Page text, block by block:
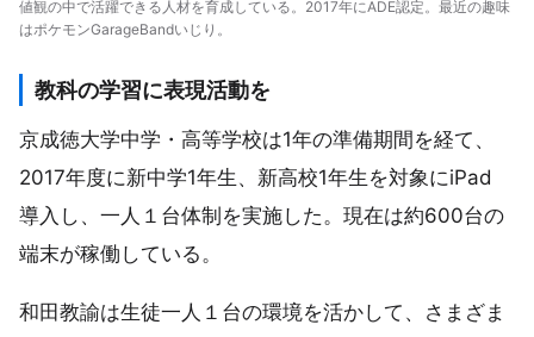
値観の中で活躍できる人材を育成している。2017年にADE認定。最近の趣味
はポケモンGarageBandいじり。
教科の学習に表現活動を
京成徳大学中学・高等学校は1年の準備期間を経て、
2017年度に新中学1年生、新高校1年生を対象にiPad
導入し、一人１台体制を実施した。現在は約600台の
端末が稼働している。
和田教諭は生徒一人１台の環境を活かして、さまざま